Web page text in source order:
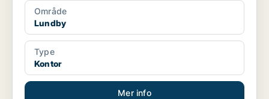
Område
Lundby
Type
Kontor
Mer info